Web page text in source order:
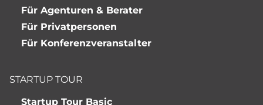
Für Agenturen & Berater
Für Privatpersonen
Für Konferenzveranstalter
STARTUP TOUR
Startup Tour Basic